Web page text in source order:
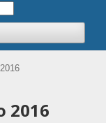
2016